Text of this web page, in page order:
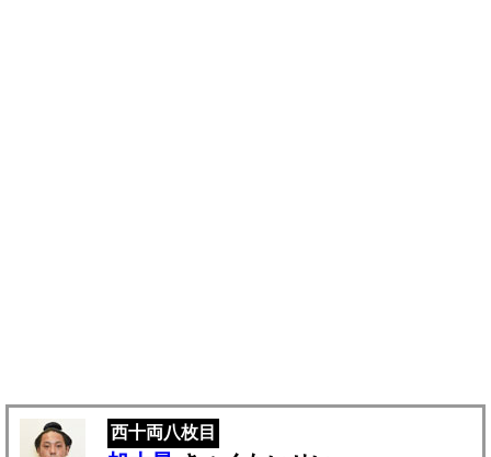
西十両八枚目